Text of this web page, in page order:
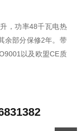
，功率48千瓦电热
余部分保修2年。带
以及欧盟CE质